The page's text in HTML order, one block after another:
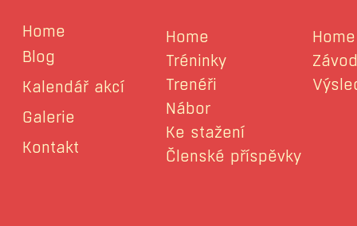
Home
Blog
Kalendář akcí
Galerie
Kontakt
Home
Tréninky
Trenéři
Nábor
Ke stažení
Členské příspěvky
Home